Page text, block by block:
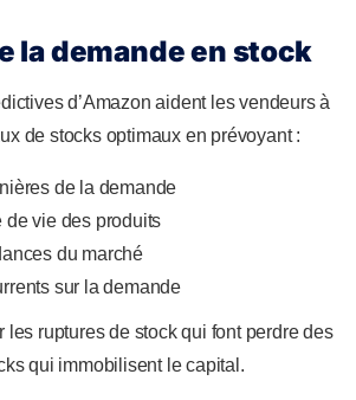
la demande en stock
d’Amazon aident les vendeurs à
de stocks optimaux en prévoyant :
de la demande
de vie des produits
du marché
sur la demande
les ruptures de stock qui font perdre des
qui immobilisent le capital.